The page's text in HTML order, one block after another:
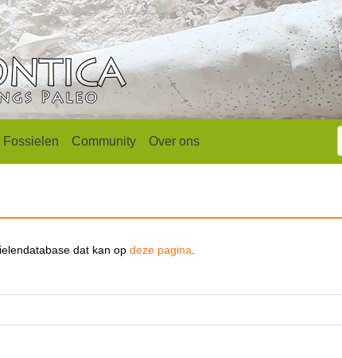
Fossielen Community Over ons
dat kan op deze pagina